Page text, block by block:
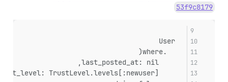
53f9c8179
    .where(